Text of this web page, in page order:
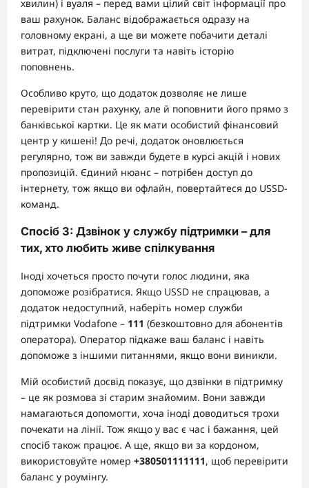
хвилин) і вуаля – перед вами цілий світ інформації про
ваш рахунок. Баланс відображається одразу на
головному екрані, а ще ви можете побачити деталі
витрат, підключені послуги та навіть історію
поповнень.
Особливо круто, що додаток дозволяє не лише
перевірити стан рахунку, але й поповнити його прямо з
банківської картки. Це як мати особистий фінансовий
центр у кишені! До речі, додаток оновлюється
регулярно, тож ви завжди будете в курсі акцій і нових
пропозицій. Єдиний нюанс – потрібен доступ до
інтернету, тож якщо ви офлайн, повертайтеся до USSD-
команд.
Спосіб 3: Дзвінок у службу підтримки – для
тих, хто любить живе спілкування
Іноді хочеться просто почути голос людини, яка
допоможе розібратися. Якщо USSD не спрацював, а
додаток недоступний, наберіть номер служби
підтримки Vodafone – 111 (безкоштовно для абонентів
оператора). Оператор підкаже ваш баланс і навіть
допоможе з іншими питаннями, якщо вони виникли.
Мій особистий досвід показує, що дзвінки в підтримку
– це як розмова зі старим знайомим. Вони завжди
намагаються допомогти, хоча іноді доводиться трохи
почекати на лінії. Тож якщо у вас є час і бажання, цей
спосіб також працює. А ще, якщо ви за кордоном,
використовуйте номер +380501111111, щоб перевірити
баланс у роумінгу.